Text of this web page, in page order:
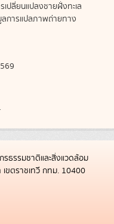
ปลี่ยนแปลงชายฝั่งทะเล
การแปลภาพถ่ายทาง
ธรรมชาติและสิ่งแวดล้อม
ขตราชเทวี กทม. 10400